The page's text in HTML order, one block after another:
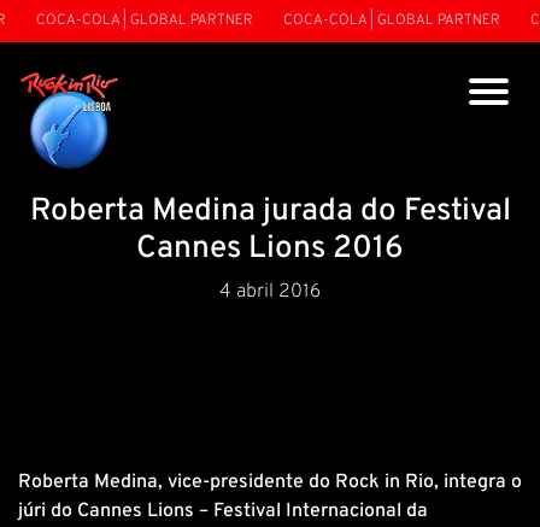
COCA-COLA | GLOBAL PARTNER COCA-COLA | GLOBAL PARTNER
Roberta Medina jurada do Festival
Cannes Lions 2016
4 abril 2016
Roberta Medina, vice-presidente do Rock in Rio, integra o
júri do Cannes Lions – Festival Internacional da